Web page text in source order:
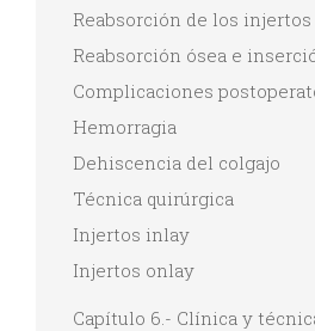
Reabsorción de los injertos
Reabsorción ósea e
Complicaciones
Hemorragia
Dehiscencia del colgajo
Técnica quirúrgica
Injertos inlay
Injertos onlay
Capítulo 6.- Clínica y